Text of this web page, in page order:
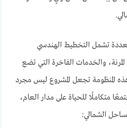
تشمل التخطيط الهندسي
المرنة، والخدمات الفاخرة التي تضع
هذه المنظومة تجعل المشروع ليس مجرد
متكاملًا للحياة على مدار العام،
الشمالي: